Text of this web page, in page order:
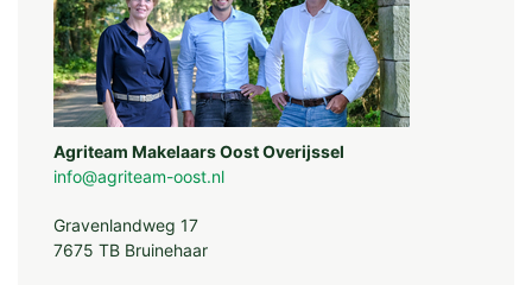
Agriteam Makelaars Oost Overijssel
info@agriteam-oost.nl
Gravenlandweg 17
7675 TB Bruinehaar